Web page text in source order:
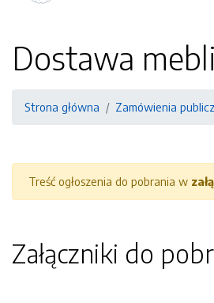
Dostawa mebli
Strona główna Zamówienia
Treść ogłoszenia do pobrania w
Załączniki do